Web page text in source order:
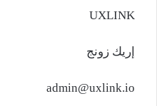
UXLINK
إريك زونج
admin@uxlink.io